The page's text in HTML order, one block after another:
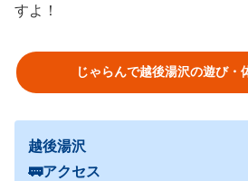
すよ！
じゃらんで越後湯沢の遊び・
越後湯沢
🚃アクセス